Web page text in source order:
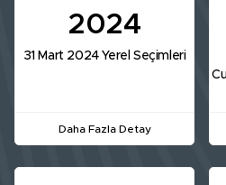
2024
31 Mart 2024 Yerel Seçimleri
Daha Fazla Detay